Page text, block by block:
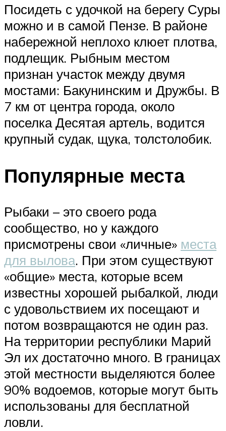
Посидеть с удочкой на берегу Суры
можно и в самой Пензе. В районе
набережной неплохо клюет плотва,
подлещик. Рыбным местом
признан участок между двумя
мостами: Бакунинским и Дружбы. В
7 км от центра города, около
поселка Десятая артель, водится
крупный судак, щука, толстолобик.
Популярные места
Рыбаки – это своего рода
сообщество, но у каждого
присмотрены свои «личные» места
для вылова. При этом существуют
«общие» места, которые всем
известны хорошей рыбалкой, люди
с удовольствием их посещают и
потом возвращаются не один раз.
На территории республики Марий
Эл их достаточно много. В границах
этой местности выделяются более
90% водоемов, которые могут быть
использованы для бесплатной
ловли.